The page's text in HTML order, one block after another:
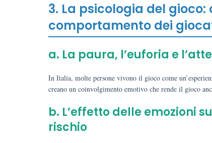
3. La psicologia del
comportamento dei
a. La paura, l’euforia e
In Italia, molte persone vivono il gioco come
creano un coinvolgimento emotivo che rende il gioco
b. L’effetto delle emozioni
rischio